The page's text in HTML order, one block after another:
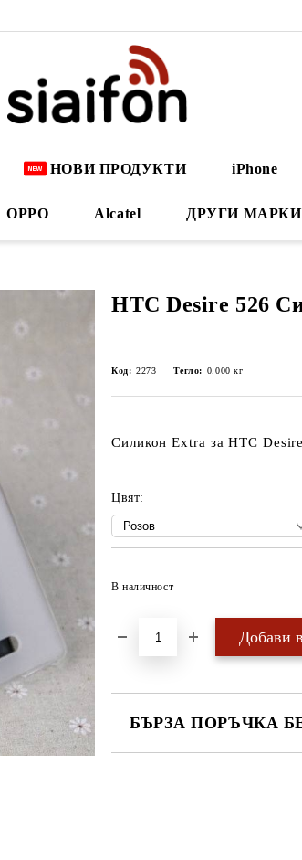
НОВИ ПРОДУКТИ iPhone
OPPO Alcatel ДРУГИ МАРКИ
HTC Desire 526
Код: 2273 Тегло: 0.000 кг
Силикон Extra за HTC Desire
Цвят:
В наличност
БЪРЗА ПОРЪЧКА